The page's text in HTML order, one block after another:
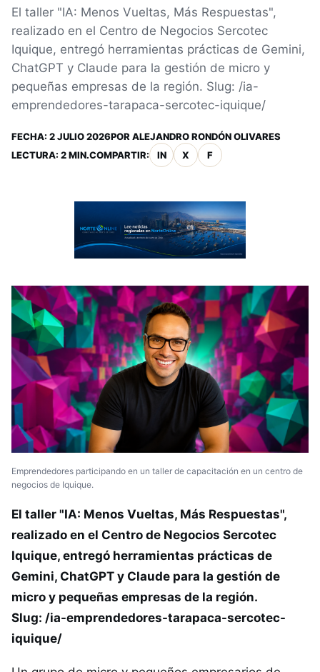
El taller "IA: Menos Vueltas, Más Respuestas",
realizado en el Centro de Negocios Sercotec
Iquique, entregó herramientas prácticas de Gemini,
ChatGPT y Claude para la gestión de micro y
pequeñas empresas de la región. Slug: /ia-
emprendedores-tarapaca-sercotec-iquique/
FECHA: 2 JULIO 2026POR ALEJANDRO RONDÓN OLIVARES
LECTURA: 2 MIN.COMPARTIR: IN X F
Emprendedores participando en un taller de capacitación en un centro de
negocios de Iquique.
El taller "IA: Menos Vueltas, Más Respuestas",
realizado en el Centro de Negocios Sercotec
Iquique, entregó herramientas prácticas de
Gemini, ChatGPT y Claude para la gestión de
micro y pequeñas empresas de la región.
Slug: /ia-emprendedores-tarapaca-sercotec-
iquique/